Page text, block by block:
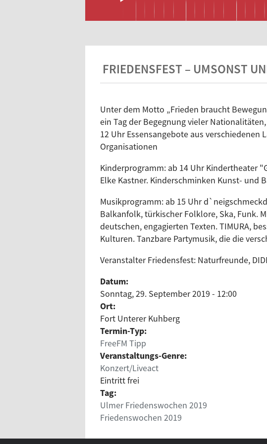
FRIEDENSFEST – UMSONST
Unter dem Motto „Frieden braucht
ein Tag der Begegnung vieler
12 Uhr Essensangebote aus
Organisationen
Kinderprogramm: ab 14 Uhr Kindertheater
Elke Kastner. Kinderschminken Kunst- und
Musikprogramm: ab 15 Uhr
Balkanfolk, türkischer Folklore, Ska, Funk.
deutschen, engagierten Texten. TIMURA,
Kulturen. Tanzbare Partymusik, die die
Veranstalter Friedensfest: Naturfreunde,
Datum:
Sonntag, 29. September 2019 - 12:00
Ort:
Fort Unterer Kuhberg
Termin-Typ:
FreeFM Tipp
Veranstaltungs-Genre:
Konzert/Liveact
Eintritt frei
Tag:
Ulmer Friedenswochen 2019
Friedenswochen 2019